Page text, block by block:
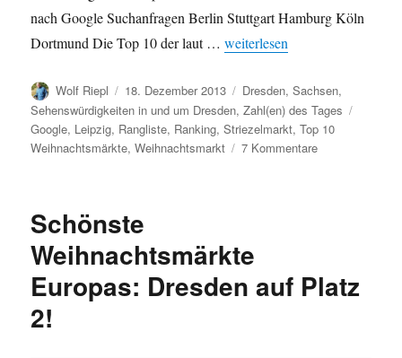
nach Google Suchanfragen Berlin Stuttgart Hamburg Köln
Dortmund Die Top 10 der laut …„Beliebteste
weiterlesen
Autor
Wolf Riepl
Veröffentlicht
am
18. Dezember 2013 Kategorien
Dresden,Sachsen,
Sehenswürdigkeiten in und um Dresden,Zahl(en) des Tages
Google, Leipzig, Rangliste, Ranking,Striezelmarkt,Top 10
Weihnachtsmärkte,Weihnachtsmarkt 7 Kommentarezu
Schönste
Weihnachtsmärkte
Europas: Dresden auf Platz
2!